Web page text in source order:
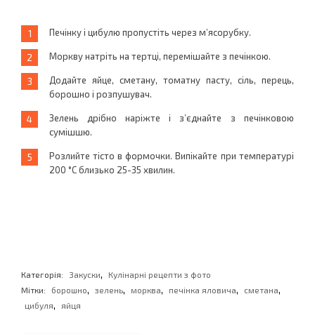
Печінку і цибулю пропустіть через м’ясорубку.
Моркву натріть на тертці, перемішайте з печінкою.
Додайте яйце, сметану, томатну пасту, сіль, перець,
борошно і розпушувач.
Зелень дрібно наріжте і з’єднайте з печінковою
сумішшю.
Розлийте тісто в формочки. Випікайте при температурі
200 °С близько 25-35 хвилин.
Категорія: Закуски,
Кулінарні рецепти з фото
Мітки:
борошно, зелень, морква, печінка яловича, сметана,
цибуля, яйця